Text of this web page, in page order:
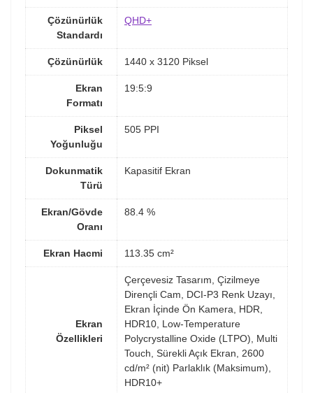
Çözünürlük
Standardı
QHD+
Çözünürlük 1440 x 3120 Piksel
Ekran
Formatı
19:5:9
Piksel
Yoğunluğu
505 PPI
Dokunmatik
Türü
Kapasitif Ekran
Ekran/Gövde
Oranı
88.4 %
Ekran Hacmi 113.35 cm²
Ekran
Özellikleri
Çerçevesiz Tasarım, Çizilmeye
Dirençli Cam, DCI-P3 Renk Uzayı,
Ekran İçinde Ön Kamera, HDR,
HDR10, Low-Temperature
Polycrystalline Oxide (LTPO), Multi
Touch, Sürekli Açık Ekran, 2600
cd/m² (nit) Parlaklık (Maksimum),
HDR10+